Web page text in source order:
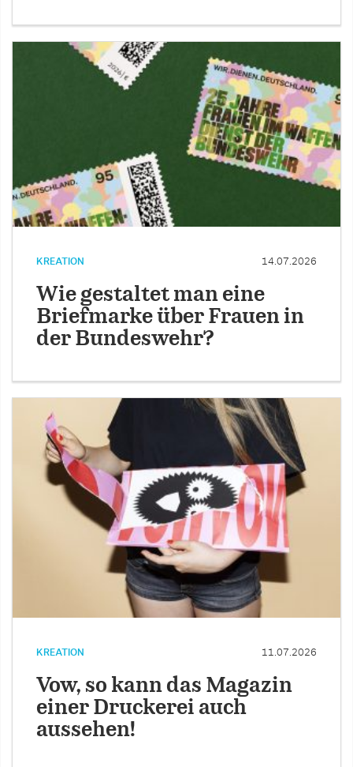
KREATION 14.07.2026
Wie gestaltet man eine
Briefmarke über Frauen in
der Bundeswehr?
KREATION 11.07.2026
Vow, so kann das Magazin
einer Druckerei auch
aussehen!